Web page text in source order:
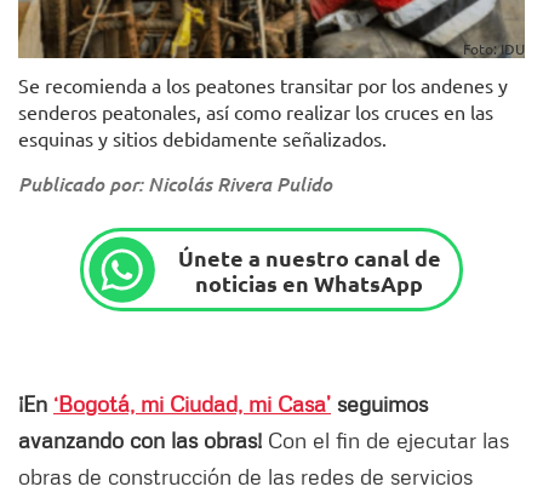
Foto: IDU
Se recomienda a los peatones transitar por los andenes y
senderos peatonales, así como realizar los cruces en las
esquinas y sitios debidamente señalizados.
Publicado por: Nicolás Rivera Pulido
Únete a nuestro canal de
noticias en WhatsApp
¡En ‘Bogotá, mi Ciudad, mi Casa’ seguimos
avanzando con las obras! Con el fin de ejecutar las
obras de construcción de las redes de servicios